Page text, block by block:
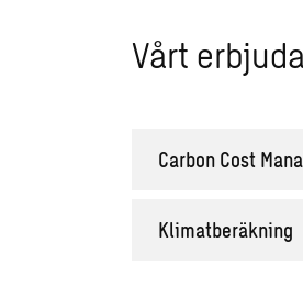
Vårt
Carbon Cost
Klimatberäkning